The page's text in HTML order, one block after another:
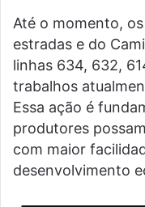
Até o momento,
estradas e do
linhas 634, 632,
trabalhos
Essa ação é
produtores
com maior
desenvolvimento